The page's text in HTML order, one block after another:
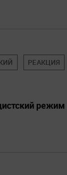
РЕАКЦИЯ
режим